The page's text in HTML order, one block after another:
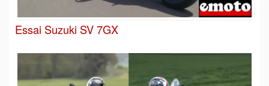
Essai Suzuki SV 7GX